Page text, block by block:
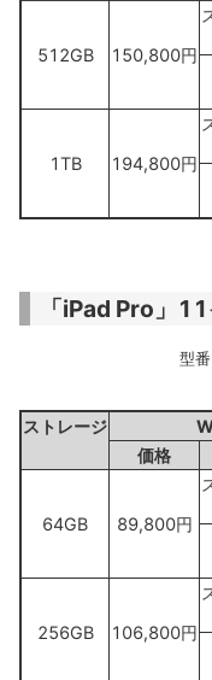
512GB 150,800円
1TB 194,800円
「iPad Pro」
型
ストレージ
価格
64GB 89,800円
256GB 106,800円